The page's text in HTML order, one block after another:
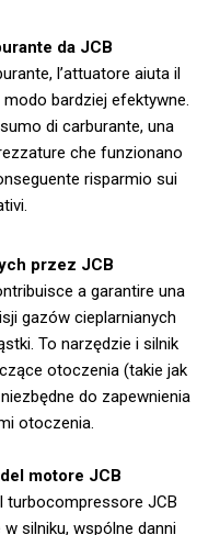
da JCB
l’attuatore aiuta il
bardziej efektywne.
di carburante, una
che funzionano
risparmio sui
przez JCB
a garantire una
gazów cieplarnianych
To narzędzie i silnik
otoczenia (takie jak
do zapewnienia
otoczenia.
motore JCB
turbocompressore JCB
silniku, wspólne danni